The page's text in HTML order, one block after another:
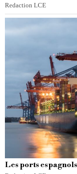
Redaction LCE
Les ports